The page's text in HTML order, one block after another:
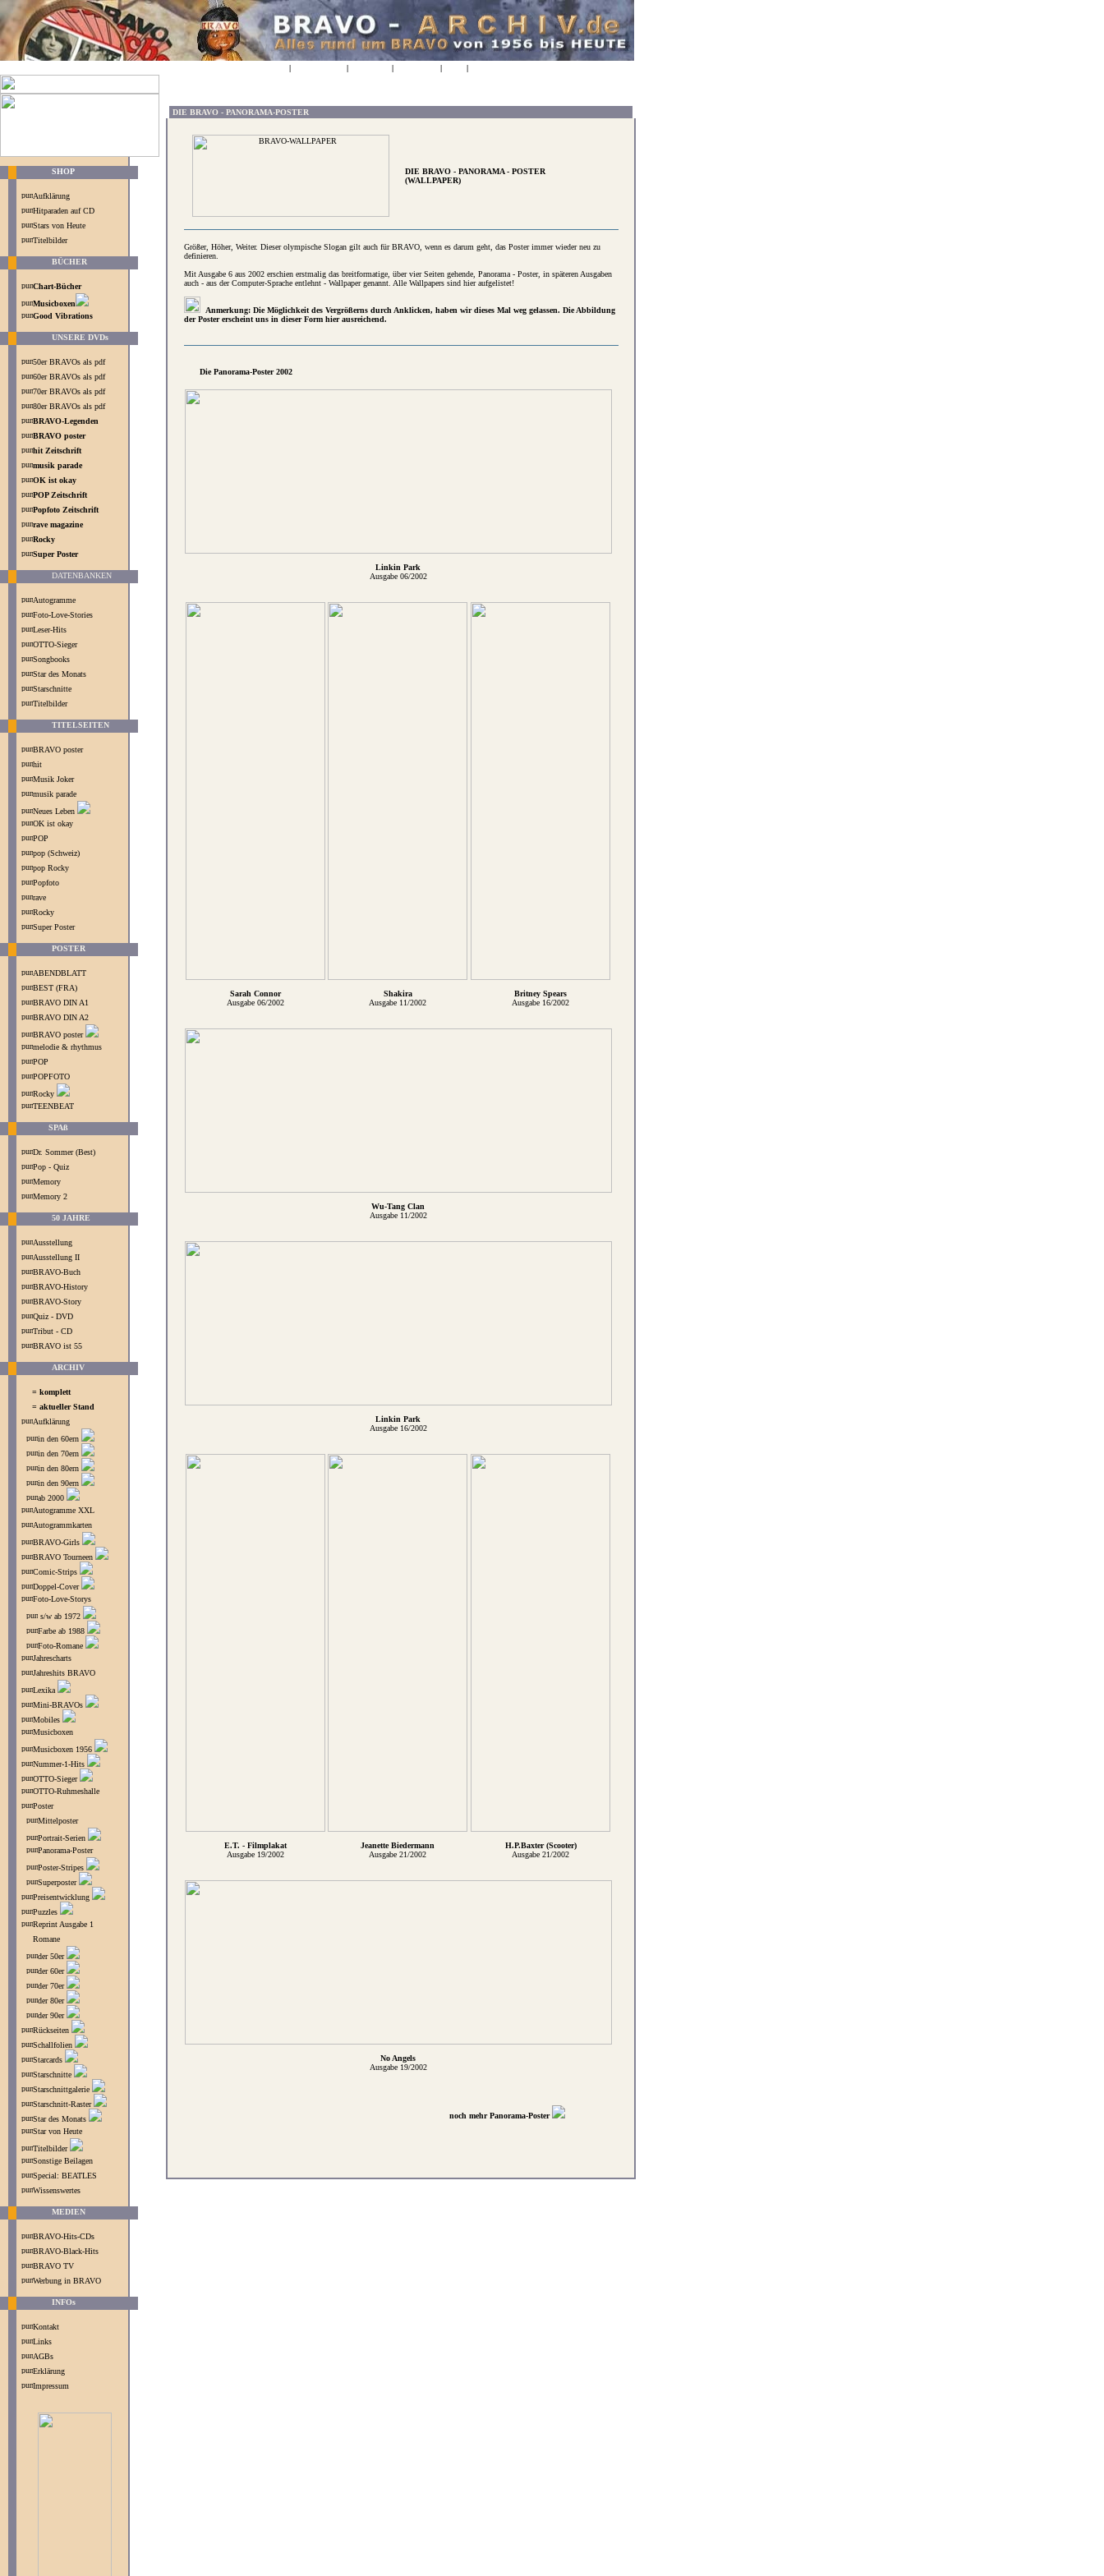
| | | | |
SHOP
Aufklärung
Hitparaden auf CD
Stars von Heute
Titelbilder
BÜCHER
Chart-Bücher
Musicboxen
Good Vibrations
UNSERE DVDs
50er BRAVOs als pdf
60er BRAVOs als pdf
70er BRAVOs als pdf
80er BRAVOs als pdf
BRAVO-Legenden
BRAVO poster
hit Zeitschrift
musik parade
OK ist okay
POP Zeitschrift
Popfoto Zeitschrift
rave magazine
Rocky
Super Poster
DATENBANKEN
Autogramme
Foto-Love-Stories
Leser-Hits
OTTO-Sieger
Songbooks
Star des Monats
Starschnitte
Titelbilder
TITELSEITEN
BRAVO poster
hit
Musik Joker
musik parade
Neues Leben
OK ist okay
POP
pop (Schweiz)
pop Rocky
Popfoto
rave
Rocky
Super Poster
POSTER
ABENDBLATT
BEST (FRA)
BRAVO DIN A1
BRAVO DIN A2
BRAVO poster
melodie & rhythmus
POP
POPFOTO
Rocky
TEENBEAT
SPAß
Dr. Sommer (Best)
Pop - Quiz
Memory
Memory 2
50 JAHRE
Ausstellung
Ausstellung II
BRAVO-Buch
BRAVO-History
BRAVO-Story
Quiz - DVD
Tribut - CD
BRAVO ist 55
ARCHIV
= komplett
= aktueller Stand
Aufklärung
in den 60ern
in den 70ern
in den 80ern
in den 90ern
ab 2000
Autogramme XXL
Autogrammkarten
BRAVO-Girls
BRAVO Tourneen
Comic-Strips
Doppel-Cover
Foto-Love-Storys
s/w ab 1972
Farbe ab 1988
Foto-Romane
Jahrescharts
Jahreshits BRAVO
Lexika
Mini-BRAVOs
Mobiles
Musicboxen
Musicboxen 1956
Nummer-1-Hits
OTTO-Sieger
OTTO-Ruhmeshalle
Poster
Mittelposter
Portrait-Serien
Panorama-Poster
Poster-Stripes
Superposter
Preisentwicklung
Puzzles
Reprint Ausgabe 1
Romane
der 50er
der 60er
der 70er
der 80er
der 90er
Rückseiten
Schallfolien
Starcards
Starschnitte
Starschnittgalerie
Starschnitt-Raster
Star des Monats
Star von Heute
Titelbilder
Sonstige Beilagen
Special: BEATLES
Wissenswertes
MEDIEN
BRAVO-Hits-CDs
BRAVO-Black-Hits
BRAVO TV
Werbung in BRAVO
INFOs
Kontakt
Links
AGBs
Erklärung
Impressum
DIE BRAVO - PANORAMA-POSTER
DIE BRAVO - PANORAMA - POSTER
(WALLPAPER)
Größer, Höher, Weiter. Dieser olympische Slogan gilt auch für BRAVO, wenn es darum geht, das Poster immer wieder neu zu
definieren.
Mit Ausgabe 6 aus 2002 erschien erstmalig das breitformatige, über vier Seiten gehende, Panorama - Poster, in späteren Ausgaben
auch - aus der Computer-Sprache entlehnt - Wallpaper genannt. Alle Wallpapers sind hier aufgelistet!
Anmerkung: Die Möglichkeit des Vergrößerns durch Anklicken, haben wir dieses Mal weg gelassen. Die Abbildung
der Poster erscheint uns in dieser Form hier ausreichend.
Die Panorama-Poster 2002
Linkin Park
Ausgabe 06/2002
Sarah Connor Shakira
Britney Spears
Ausgabe 06/2002
Ausgabe 11/2002 Ausgabe 16/2002
Wu-Tang Clan
Ausgabe 11/2002
Linkin Park
Ausgabe 16/2002
E.T. - Filmplakat Jeanette Biedermann
H.P.Baxter (Scooter)
Ausgabe 19/2002
Ausgabe 21/2002 Ausgabe 21/2002
No Angels
Ausgabe 19/2002
noch mehr Panorama-Poster